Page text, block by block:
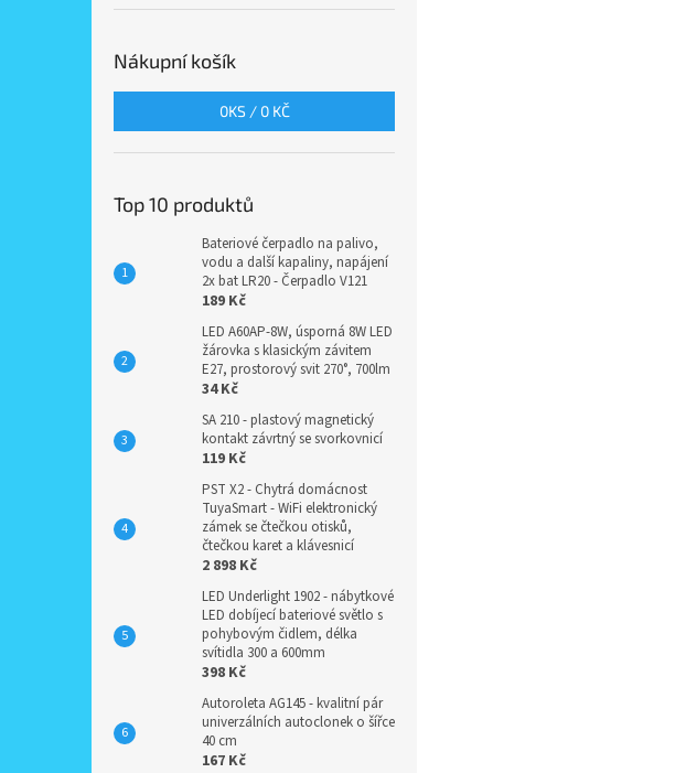
Nákupní košík
0KS / 0 KČ
Top 10 produktů
Bateriové čerpadlo na palivo,
vodu a další kapaliny, napájení
2x bat LR20 - Čerpadlo V121
189 Kč
LED A60AP-8W, úsporná 8W LED
žárovka s klasickým závitem
E27, prostorový svit 270°, 700lm
34 Kč
SA 210 - plastový magnetický
kontakt závrtný se svorkovnicí
119 Kč
PST X2 - Chytrá domácnost
TuyaSmart - WiFi elektronický
zámek se čtečkou otisků,
čtečkou karet a klávesnicí
2 898 Kč
LED Underlight 1902 - nábytkové
LED dobíjecí bateriové světlo s
pohybovým čidlem, délka
svítidla 300 a 600mm
398 Kč
Autoroleta AG145 - kvalitní pár
univerzálních autoclonek o šířce
40 cm
167 Kč